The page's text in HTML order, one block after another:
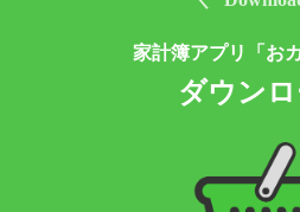
家計簿アプリ「お
ダウン